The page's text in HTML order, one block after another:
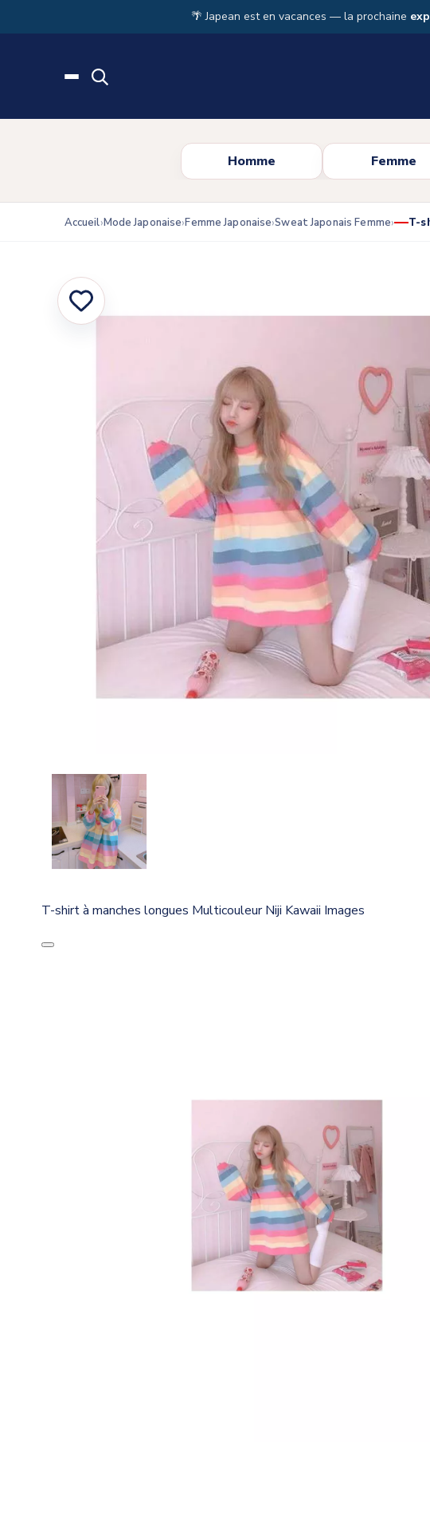
🌴 Japean est en vacances — la prochaine
Homme Femme
Accueil Mode Japonaise Femme Japonaise Sweat Japonais Femme T-
T-shirt à manches longues Multicouleur Niji Kawaii Images